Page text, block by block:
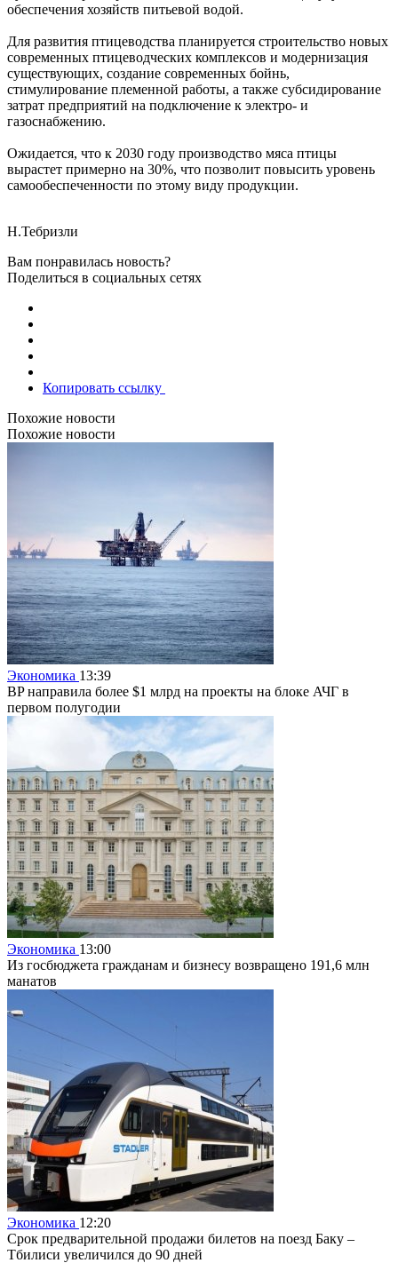
обеспечения хозяйств питьевой водой.
Для развития птицеводства планируется строительство новых
современных птицеводческих комплексов и модернизация
существующих, создание современных бойнь,
стимулирование племенной работы, а также субсидирование
затрат предприятий на подключение к электро- и
газоснабжению.
Ожидается, что к 2030 году производство мяса птицы
вырастет примерно на 30%, что позволит повысить уровень
самообеспеченности по этому виду продукции.
Н.Тебризли
Вам понравилась новость?
Поделиться в социальных сетях
Копировать ссылку
Похожие новости
Похожие новости
Экономика 13:39
BP направила более $1 млрд на проекты на блоке АЧГ в
первом полугодии
Экономика 13:00
Из госбюджета гражданам и бизнесу возвращено 191,6 млн
манатов
Экономика 12:20
Срок предварительной продажи билетов на поезд Баку –
Тбилиси увеличился до 90 дней